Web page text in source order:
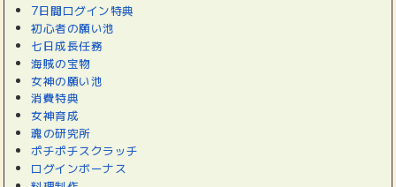
7日間ログイン特典
初心者の願い池
七日成長任務
海賊の宝物
女神の願い池
消費特典
女神育成
魂の研究所
ポチポチスクラッチ
ログインボーナス